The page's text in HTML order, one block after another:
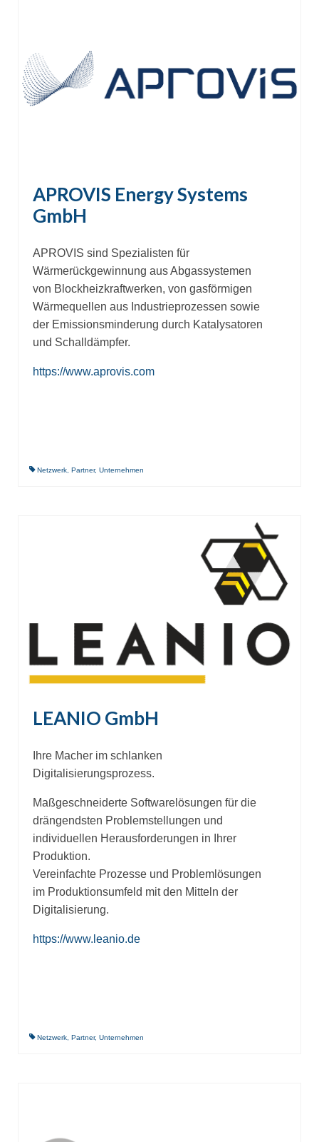
APROVIS Energy Systems
GmbH
APROVIS sind Spezialisten für
Wärmerückgewinnung aus Abgassystemen
von Blockheizkraftwerken, von gasförmigen
Wärmequellen aus Industrieprozessen sowie
der Emissionsminderung durch Katalysatoren
und Schalldämpfer.
https://www.aprovis.com
Netzwerk Partner, Unternehmen
LEANIO GmbH
Ihre Macher im schlanken
Digitalisierungsprozess.
Maßgeschneiderte Softwarelösungen für die
drängendsten Problemstellungen und
individuellen Herausforderungen in Ihrer
Produktion.
Vereinfachte Prozesse und Problemlösungen
im Produktionsumfeld mit den Mitteln der
Digitalisierung.
https://www.leanio.de
Netzwerk, Partner, Unternehmen